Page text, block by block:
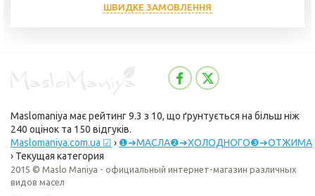
ШВИДКЕ ЗАМОВЛЕННЯ
Maslomaniya має рейтинг9.3 з 10, що ґрунтується на більш ніж
240 оцінок та 150 відгуків.
Maslomaniya.com.ua ☑ › ❶➔МАСЛА❷➔ХОЛОДНОГО❸➔ОТЖИМА
› Текущая категория
2015 © Maslo Maniya - официальный интернет-магазин различных
видов масел